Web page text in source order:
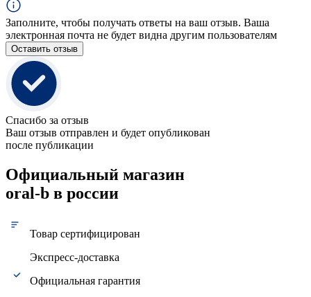
Заполните, чтобы получать ответы на ваш отзыв. Ваша
электронная почта не будет видна другим пользователям
Оставить отзыв
Спасибо за отзыв
Ваш отзыв отправлен и будет опубликован
после публикации
Официальный магазин
oral-b в россии
Товар сертифицирован
Экспресс-доставка
Официальная гарантия